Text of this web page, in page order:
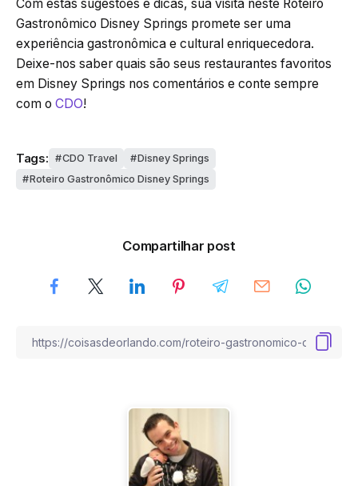
Com estas sugestões e dicas, sua visita neste Roteiro
Gastronômico Disney Springs promete ser uma
experiência gastronômica e cultural enriquecedora.
Deixe-nos saber quais são seus restaurantes favoritos
em Disney Springs nos comentários e conte sempre
com o CDO!
Tags: CDO Travel
Disney Springs
Roteiro Gastronômico Disney Springs
Compartilhar post